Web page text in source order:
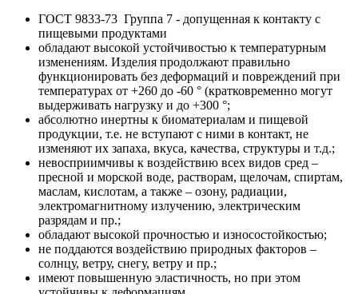
ГОСТ 9833-73 Группа 7 - допущенная к контакту с
пищевыми продуктами
обладают высокой устойчивостью к температурным
изменениям. Изделия продолжают правильно
функционировать без деформаций и повреждений при
температурах от +260 до -60 ° (кратковременно могут
выдерживать нагрузку и до +300 °;
абсолютно инертны к биоматериалам и пищевой
продукции, т.е. не вступают с ними в контакт, не
изменяют их запаха, вкуса, качества, структуры и т.д.;
невосприимчивы к воздействию всех видов сред –
пресной и морской воде, растворам, щелочам, спиртам,
маслам, кислотам, а также – озону, радиации,
электромагнитному излучению, электрическим
разрядам и пр.;
обладают высокой прочностью и износостойкостью;
не поддаются воздействию природных факторов –
солнцу, ветру, снегу, ветру и пр.;
имеют повышенную эластичность, но при этом